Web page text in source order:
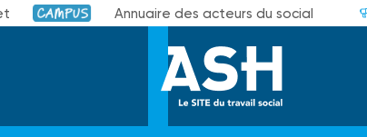
Campus Annuaire des acteurs du social